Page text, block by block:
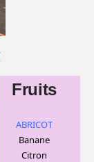
Fruits
ABRICOT
Banane
Citron